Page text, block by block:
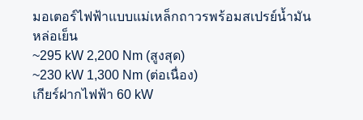
มอเตอร์ไฟฟ้าแบบแม่เหล็กถาวรพร้อมสเปรย์น้ำมัน
หล่อเย็น
~295 kW 2,200 Nm (สูงสุด)
~230 kW 1,300 Nm (ต่อเนื่อง)
เกียร์ฝากไฟฟ้า 60 kW